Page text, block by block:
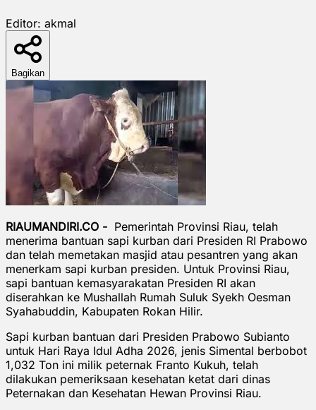
Editor: akmal
Bagikan
RIAUMANDIRI.CO - Pemerintah Provinsi Riau, telah
menerima bantuan sapi kurban dari Presiden RI Prabowo
dan telah memetakan masjid atau pesantren yang akan
menerkam sapi kurban presiden. Untuk Provinsi Riau,
sapi bantuan kemasyarakatan Presiden RI akan
diserahkan ke Mushallah Rumah Suluk Syekh Oesman
Syahabuddin, Kabupaten Rokan Hilir.
Sapi kurban bantuan dari Presiden Prabowo Subianto
untuk Hari Raya Idul Adha 2026, jenis Simental berbobot
1,032 Ton ini milik peternak Franto Kukuh, telah
dilakukan pemeriksaan kesehatan ketat dari dinas
Peternakan dan Kesehatan Hewan Provinsi Riau.